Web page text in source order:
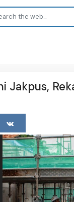
Jakpus,